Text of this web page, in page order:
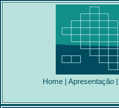
Home | Apresentação |